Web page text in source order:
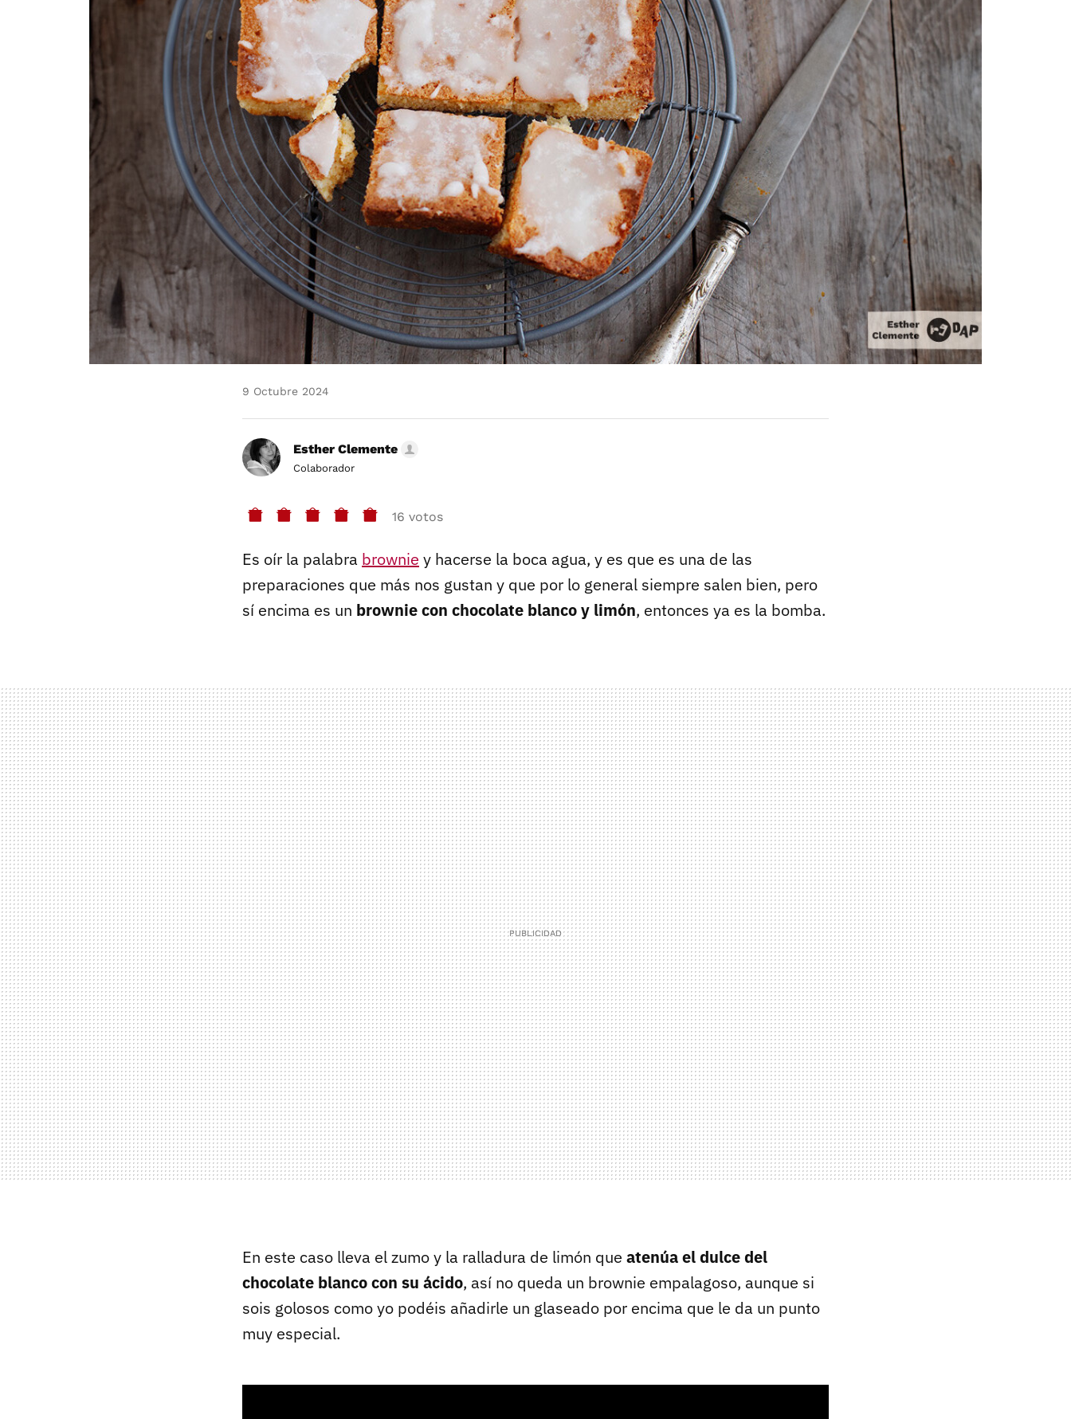
9 Octubre 2024
Esther Clemente
Colaborador
16 votos
Es oír la palabra brownie y hacerse la boca agua, y es que es una de las
preparaciones que más nos gustan y que por lo general siempre salen bien, pero
sí encima es un brownie con chocolate blanco y limón, entonces ya es la bomba.
En este caso lleva el zumo y la ralladura de limón que atenúa el dulce del
chocolate blanco con su ácido, así no queda un brownie empalagoso, aunque si
sois golosos como yo podéis añadirle un glaseado por encima que le da un punto
muy especial.